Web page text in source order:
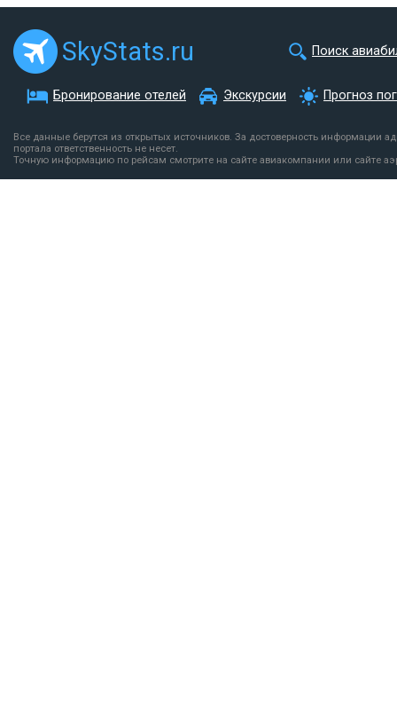
SkyStats.ru Поиск
Бронирование отелей Экскурсии Прогноз
Все данные берутся из открытых источников. За достоверность информации
портала ответственность не несет.
Точную информацию по рейсам смотрите на сайте авиакомпании или сайте